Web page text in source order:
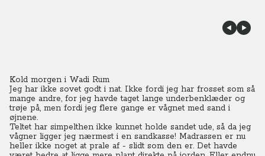
Kold morgen i Wadi Rum
Jeg har ikke sovet godt i nat. Ikke fordi jeg har frosset som så
mange andre, for jeg havde taget lange underbenklæder og
trøje på, men fordi jeg flere gange er vågnet med sand i
øjnene.
Teltet har simpelthen ikke kunnet holde sandet ude, så da jeg
vågner ligger jeg nærmest i en sandkasse! Madrassen er nu
heller ikke noget at prale af - slidt som den er. Det havde